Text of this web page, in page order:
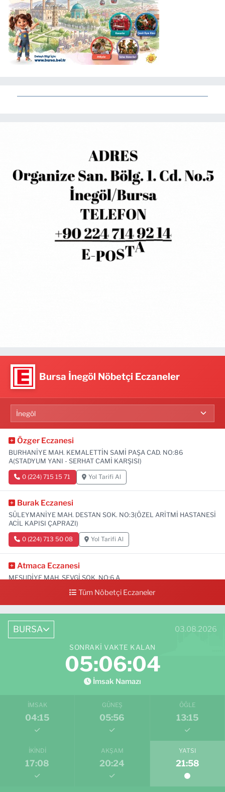
Bursa İnegöl Nöbetçi Eczaneler
Özger Eczanesi
BURHANİYE MAH. KEMALETTİN SAMİ PAŞA CAD. NO:86
A(STADYUM YANI - SERHAT CAMİ KARŞISI)
0 (224) 715 15 71 Yol Tarifi Al
Burak Eczanesi
SÜLEYMANİYE MAH. DESTAN SOK. NO:3(ÖZEL ARİTMİ HASTANESİ
ACİL KAPISI ÇAPRAZI)
0 (224) 713 50 08 Yol Tarifi Al
Atmaca Eczanesi
MESUDİYE MAH. SEVGİ SOK. NO:6 A
0 (224) 711 04 24 Yol Tarifi Al
Tüm Nöbetçi Eczaneler
BURSA 03.08.2026
SONRAKI VAKTE KALAN
05:06:03
İmsak Namazı
İMSAK
04:15
GÜNEŞ
05:56
ÖĞLE
13:15
İKINDI
17:08
AKŞAM
20:24
YATSI
21:58